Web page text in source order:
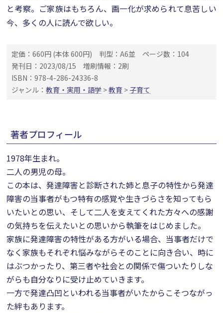
と考察。ご家族はもちろん、画一化が求められて息苦しい
今、多くの人に読んで欲しい。
定価：660円 (本体 600円) 判型：A6並
ページ数：104
発刊日：2023/08/15
増刷情報：2刷
ISBN：978-4-286-24336-8
ジャンル：教育・実用・語学 >教育 > 子育て
著者プロフィール
1978年生まれ。
二人の男児の母。
この本は、発達障害と診断された姉と息子の特性から発達
障害の当事者がもつ特有の感覚や生きづらさを知ってもら
いたいとの思い、そして二人を支えてくれた方々への感謝
の気持ちを伝えたいとの思いから執筆をはじめました。
家族に発達障害の特性がある方がいる場合、当事者だけで
なく家族もそれぞれ悩みながらそのことに向き合い、時に
はぶつかったり、第三者や社会との関係で傷ついたりしな
がらも自分なりに受け止めていきます。
一方で発達凸凹といわれる当事者がいたからこそつながっ
た絆もあります。